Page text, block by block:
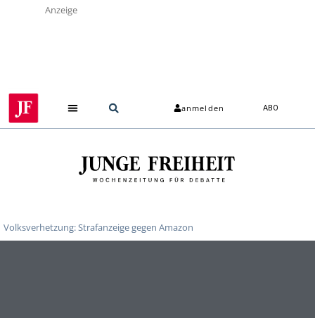
Anzeige
anmelden ABO
Volksverhetzung: Strafanzeige gegen Amazon